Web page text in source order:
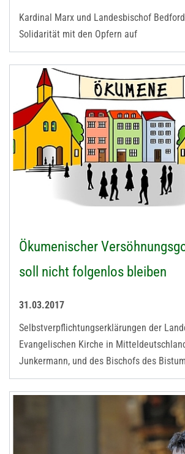
Kardinal Marx und Landesbischof
Solidarität mit den Opfern auf
Ökumenischer
soll nicht folgenlos bleiben
31.03.2017
Selbstverpflichtungserklärungen der
Evangelischen Kirche in
Junkermann, und des Bischofs des